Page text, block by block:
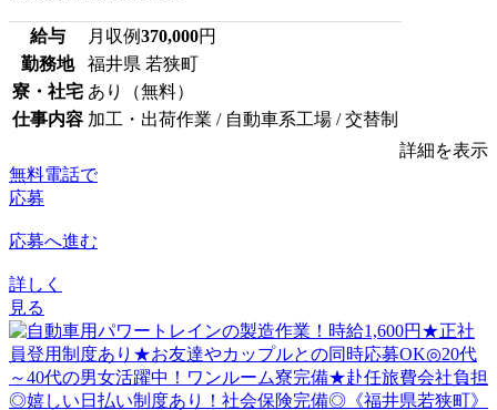
給与 月収例370,000円
勤務地
福井県 若狭町
寮・社宅 あり（無料）
仕事内容 加工・出荷作業 / 自動車系工場 / 交替制
詳細を表示
無料電話で
応募
応募へ進む
詳しく
見る